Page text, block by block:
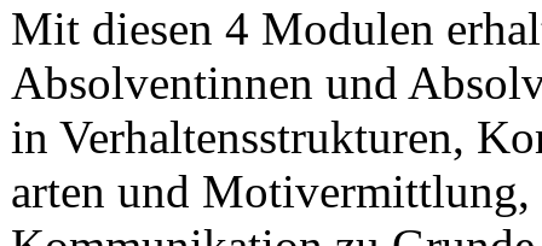
Mit diesen 4 Modulen
Absolventinnen und
in Verhaltensstrukturen,
arten und Motivermittlung,